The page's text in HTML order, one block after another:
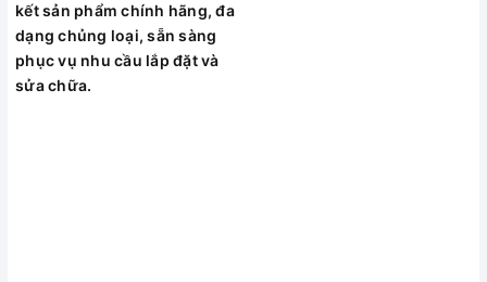
kết sản phẩm chính hãng, đa
dạng chủng loại, sẵn sàng
phục vụ nhu cầu lắp đặt và
sửa chữa.